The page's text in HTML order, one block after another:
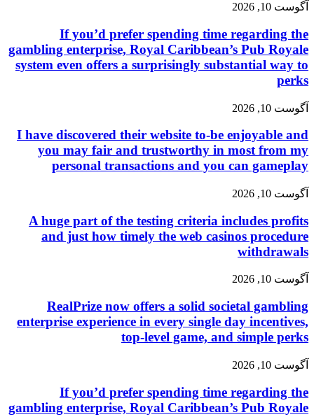
آگوست 10, 2026
If you’d prefer spending time regarding the
gambling enterprise, Royal Caribbean’s Pub Royale
system even offers a surprisingly substantial way to
perks
آگوست 10, 2026
I have discovered their website to-be enjoyable and
you may fair and trustworthy in most from my
personal transactions and you can gameplay
آگوست 10, 2026
A huge part of the testing criteria includes profits
and just how timely the web casinos procedure
withdrawals
آگوست 10, 2026
RealPrize now offers a solid societal gambling
enterprise experience in every single day incentives,
top-level game, and simple perks
آگوست 10, 2026
If you’d prefer spending time regarding the
gambling enterprise, Royal Caribbean’s Pub Royale